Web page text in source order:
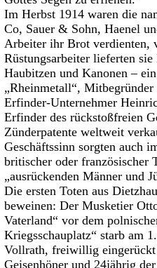
Im Herbst 1914 waren die
Co, Sauer & Sohn, Haenel
Arbeiter ihr Brot verdienten,
Rüstungsarbeiter lieferten
Haubitzen und Kanonen –
„Rheinmetall“,
Erfinder-Unternehmer
Erfinder des rückstoßfreien
Zünderpatente weltweit
Geschäftssinn sorgten auch
britischer oder französischer
„ausrückenden Männer und
Die ersten Toten aus
beweinen: Der Musketier
Vaterland“ vor dem
Kriegsschauplatz“ starb am
Vollrath, freiwillig
Geisenhöner und 24jährig